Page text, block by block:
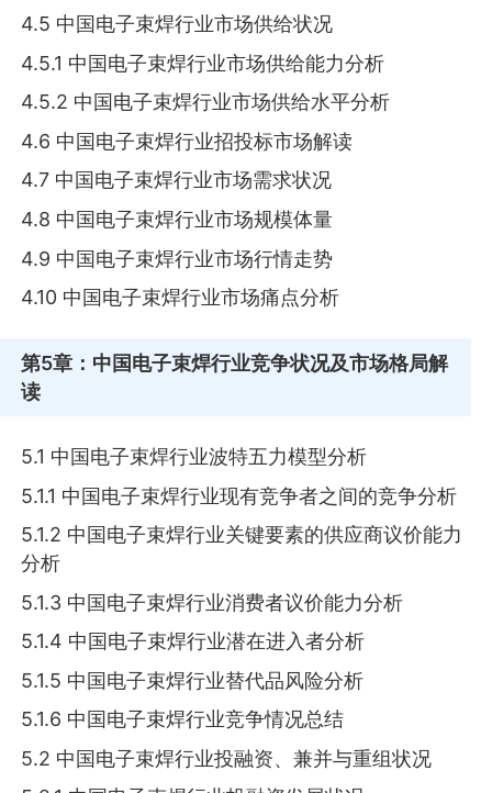
4.5 中国电子束焊行业市场供给状况
4.5.1 中国电子束焊行业市场供给能力分析
4.5.2 中国电子束焊行业市场供给水平分析
4.6 中国电子束焊行业招投标市场解读
4.7 中国电子束焊行业市场需求状况
4.8 中国电子束焊行业市场规模体量
4.9 中国电子束焊行业市场行情走势
4.10 中国电子束焊行业市场痛点分析
第5章 ：中国电子束焊行业竞争状况及市场格局解
读
5.1 中国电子束焊行业波特五力模型分析
5.1.1 中国电子束焊行业现有竞争者之间的竞争分析
5.1.2 中国电子束焊行业关键要素的供应商议价能力
分析
5.1.3 中国电子束焊行业消费者议价能力分析
5.1.4 中国电子束焊行业潜在进入者分析
5.1.5 中国电子束焊行业替代品风险分析
5.1.6 中国电子束焊行业竞争情况总结
5.2 中国电子束焊行业投融资、兼并与重组状况